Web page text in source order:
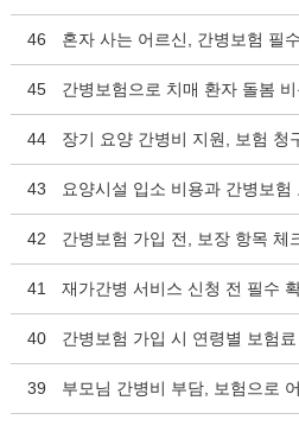
46 혼자 사는 어르신, 간병보험 필
45 간병보험으로 치매 환자 돌봄
44 장기 요양 간병비 지원, 보험 청
43 요양시설 입소 비용과 간병보험
42 간병보험 가입 전, 보장 항목 체
41 재가간병 서비스 신청 전 필수
40 간병보험 가입 시 연령별 보험료
39 부모님 간병비 부담, 보험으로